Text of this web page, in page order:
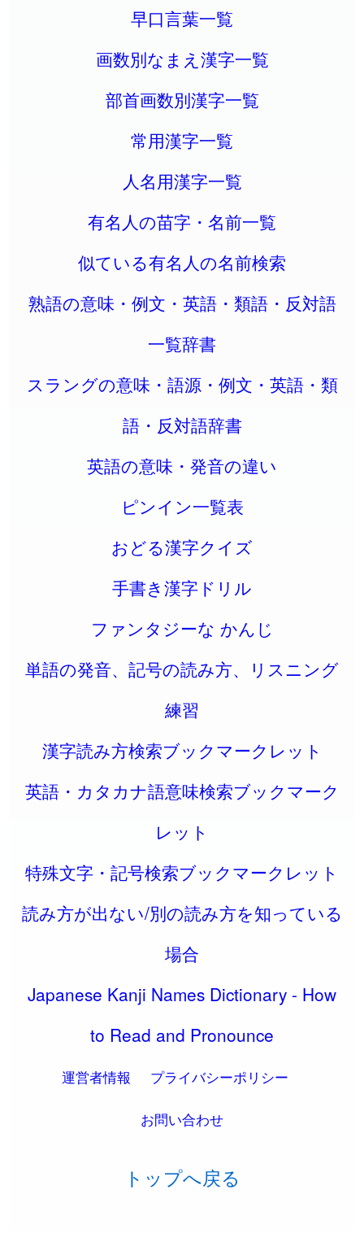
早口言葉一覧
画数別なまえ漢字一覧
部首画数別漢字一覧
常用漢字一覧
人名用漢字一覧
有名人の苗字・名前一覧
似ている有名人の名前検索
熟語の意味・例文・英語・類語・反対語
一覧辞書
スラングの意味・語源・例文・英語・類
語・反対語辞書
英語の意味・発音の違い
ピンイン一覧表
おどる漢字クイズ
手書き漢字ドリル
ファンタジーな かんじ
単語の発音、記号の読み方、リスニング
練習
漢字読み方検索ブックマークレット
英語・カタカナ語意味検索ブックマーク
レット
特殊文字・記号検索ブックマークレット
読み方が出ない/別の読み方を知っている
場合
Japanese Kanji Names Dictionary - How
to Read and Pronounce
運営者情報 プライバシーポリシー
お問い合わせ
トップへ戻る